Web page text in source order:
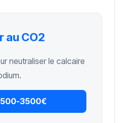
au CO2
neutraliser le calcaire
3500€